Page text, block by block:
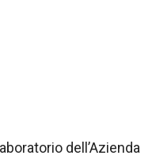
dell’Azienda